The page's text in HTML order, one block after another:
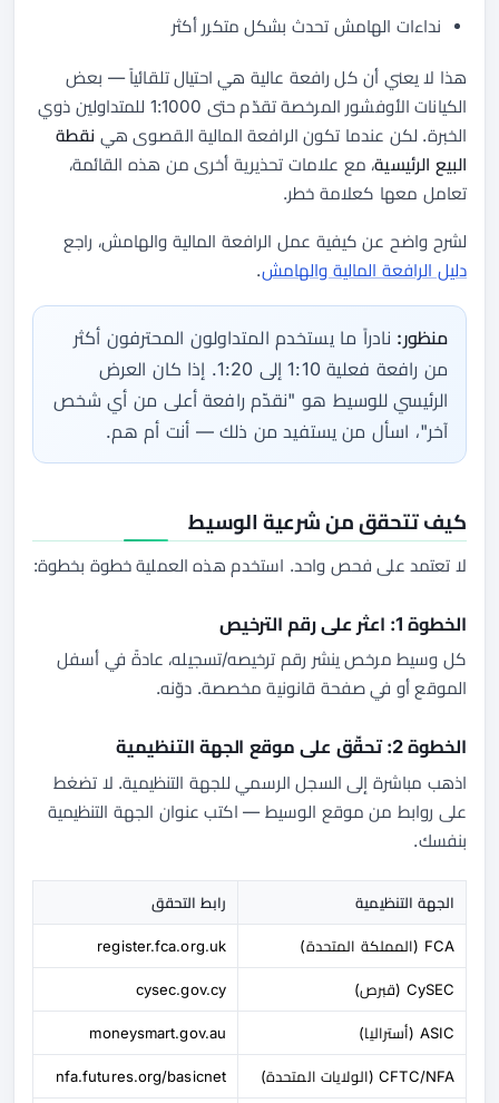
نداءات الهامش تحدث بشكل متكرر أكثر
هذا لا يعني أن كل رافعة عالية هي احتيال تلقائياً — بعض
الكيانات الأوفشور المرخصة تقدّم حتى 1:1000 للمتداولين ذوي
الخبرة. لكن عندما تكون الرافعة المالية القصوى هي نقطة
البيع الرئيسية، مع علامات تحذيرية أخرى من هذه القائمة،
تعامل معها كعلامة خطر.
لشرح واضح عن كيفية عمل الرافعة المالية والهامش، راجع
دليل الرافعة المالية والهامش.
منظور: نادراً ما يستخدم المتداولون المحترفون أكثر
من رافعة فعلية 1:10 إلى 1:20. إذا كان العرض
الرئيسي للوسيط هو "نقدّم رافعة أعلى من أي شخص
آخر"، اسأل من يستفيد من ذلك — أنت أم هم.
كيف تتحقق من شرعية الوسيط
لا تعتمد على فحص واحد. استخدم هذه العملية خطوة بخطوة:
الخطوة 1: اعثر على رقم الترخيص
كل وسيط مرخص ينشر رقم ترخيصه/تسجيله، عادةً في أسفل
الموقع أو في صفحة قانونية مخصصة. دوّنه.
الخطوة 2: تحقّق على موقع الجهة التنظيمية
اذهب مباشرة إلى السجل الرسمي للجهة التنظيمية. لا تضغط
على روابط من موقع الوسيط — اكتب عنوان الجهة التنظيمية
بنفسك.
الجهة التنظيمية رابط التحقق
FCA (المملكة المتحدة) register.fca.org.uk
CySEC (قبرص) cysec.gov.cy
ASIC (أستراليا) moneysmart.gov.au
CFTC/NFA (الولايات المتحدة) nfa.futures.org/basicnet